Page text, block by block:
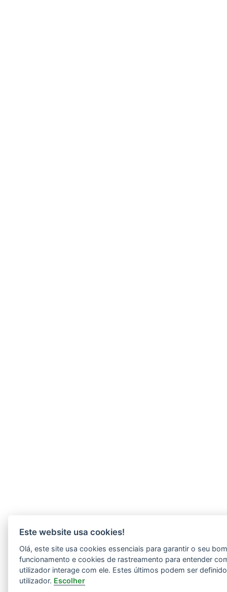
Este website usa cookies!
Olá, este site usa cookies essenciais para garantir o seu
funcionamento e cookies de rastreamento para entender
utilizador interage com ele. Estes últimos podem ser
utilizador. Escolher